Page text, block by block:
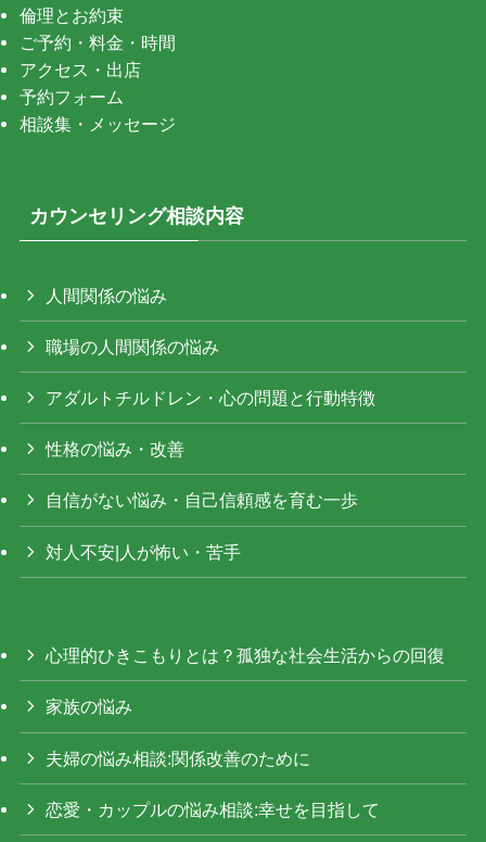
倫理とお約束
ご予約・料金・時間
アクセス・出店
予約フォーム
相談集・メッセージ
カウンセリング相談内容
人間関係の悩み
職場の人間関係の悩み
アダルトチルドレン・心の問題と行動特徴
性格の悩み・改善
自信がない悩み・自己信頼感を育む一歩
対人不安|人が怖い・苦手
心理的ひきこもりとは？孤独な社会生活からの回復
家族の悩み
夫婦の悩み相談:関係改善のために
恋愛・カップルの悩み相談:幸せを目指して